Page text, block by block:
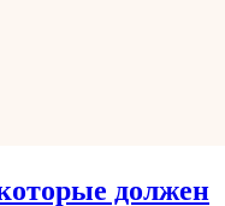
должен